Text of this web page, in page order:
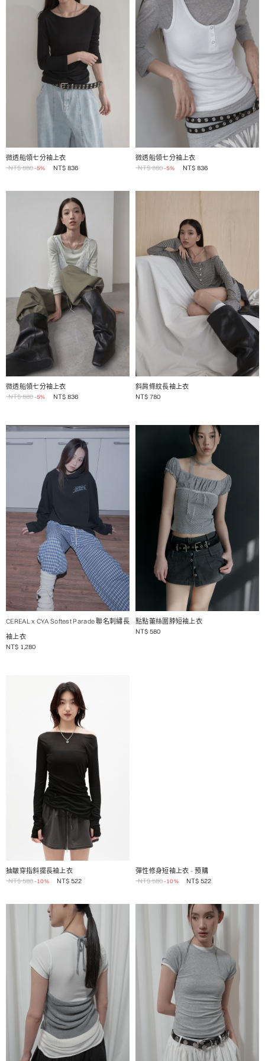
微透船領七分袖上衣
NT$ 880-5% NT$ 836
微透船領七分袖上衣
NT$ 880-5% NT$ 836
微透船領七分袖上衣
NT$ 880-5% NT$ 836
斜肩條紋長袖上衣
NT$ 780
CEREAL x CYA Softest Parade 聯名刺繡長
袖上衣
NT$ 1,280
點點蕾絲圍脖短袖上衣
NT$ 580
抽皺穿指斜擺長袖上衣
NT$ 580-10% NT$ 522
彈性修身短袖上衣 - 預購
NT$ 580-10% NT$ 522